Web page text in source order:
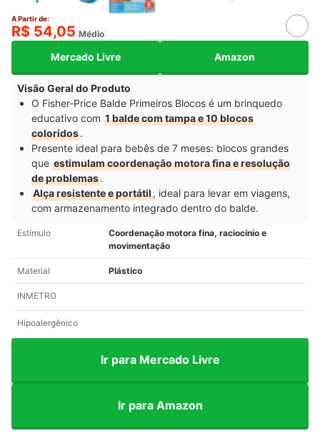
A Partir de:
R$ 54,05 Médio
Mercado Livre Amazon
Visão Geral do Produto
O Fisher-Price Balde Primeiros Blocos é um brinquedo
educativo com 1 balde com tampa e 10 blocos
coloridos.
Presente ideal para bebês de 7 meses: blocos grandes
que estimulam coordenação motora fina e resolução
de problemas.
Alça resistente e portátil, ideal para levar em viagens,
com armazenamento integrado dentro do balde.​
Estímulo
Coordenação motora fina, raciocínio e
movimentação
Material Plástico
INMETRO
Hipoalergênico
Ir para Mercado Livre
Ir para Amazon